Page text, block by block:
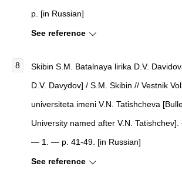
p. [in Russian]
See reference
Skibin S.M. Batalnaya lirika D.V.
D.V. Davydov] / S.M. Skibin // Vestnik
universiteta imeni V.N. Tatishcheva
University named after V.N.
— 1. — p. 41-49. [in Russian]
See reference